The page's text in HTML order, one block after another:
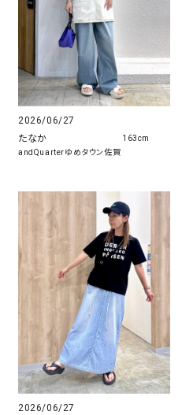
2026/06/27
たなか
andQuarterゆめタウン佐賀
163cm
2026/06/27